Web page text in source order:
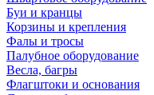
Буи и кранцы
Корзины и крепления
Фалы и тросы
Палубное оборудование
Весла, багры
Флагштоки и основания